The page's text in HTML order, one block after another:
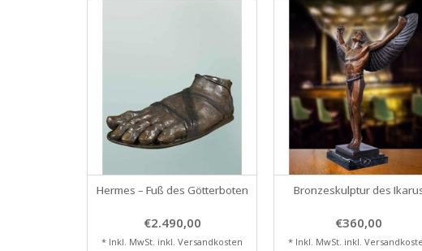
Hermes – Fuß des Götterboten
€2.490,00
* Inkl. MwSt. inkl. Versandkosten
Bronzeskulptur des
€360,00
* Inkl. MwSt. inkl.